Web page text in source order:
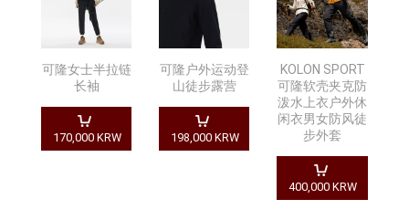
可隆女士半拉链
长袖
170,000 KRW
可隆户外运动登
山徒步露营
198,000 KRW
KOLON SPORT
可隆软壳夹克防
泼水上衣户外休
闲衣男女防风徒
步外套
400,000 KRW